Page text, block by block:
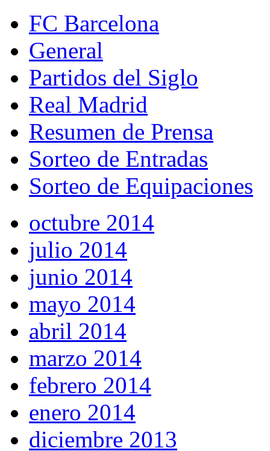
FC Barcelona
General
Partidos del Siglo
Real Madrid
Resumen de Prensa
Sorteo de Entradas
Sorteo de Equipaciones
octubre 2014
julio 2014
junio 2014
mayo 2014
abril 2014
marzo 2014
febrero 2014
enero 2014
diciembre 2013